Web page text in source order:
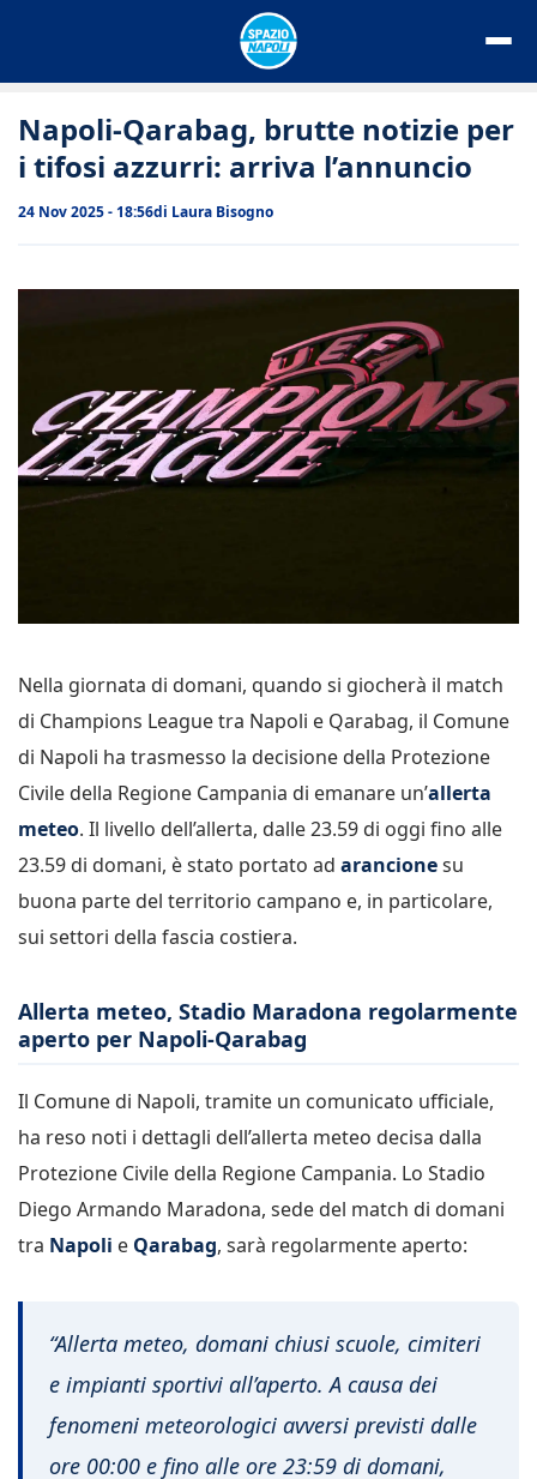
Napoli-Qarabag, brutte notizie per
i tifosi azzurri: arriva l’annuncio
24 Nov 2025 - 18:56di Laura Bisogno
Nella giornata di domani, quando si giocherà il match
di Champions League tra Napoli e Qarabag, il Comune
di Napoli ha trasmesso la decisione della Protezione
Civile della Regione Campania di emanare un’allerta
meteo. Il livello dell’allerta, dalle 23.59 di oggi fino alle
23.59 di domani, è stato portato ad arancionesu
buona parte del territorio campano e, in particolare,
sui settori della fascia costiera.
Allerta meteo, Stadio Maradona regolarmente
aperto per Napoli-Qarabag
Il Comune di Napoli, tramite un comunicato ufficiale,
ha reso noti i dettagli dell’allerta meteo decisa dalla
Protezione Civile della Regione Campania. Lo Stadio
Diego Armando Maradona, sede del match di domani
tra Napoli e Qarabag, sarà regolarmente aperto:
“Allerta meteo, domani chiusi scuole, cimiteri
e impianti sportivi all’aperto. A causa dei
fenomeni meteorologici avversi previsti dalle
ore 00:00 e fino alle ore 23:59 di domani,